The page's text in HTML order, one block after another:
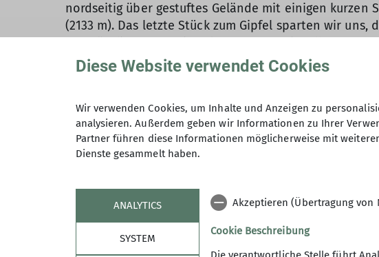
nordseitig über gestuftes Gelände mit einigen kurzen
(2133 m). Das letzte Stück zum Gipfel sparten wir
unsere zwei Neulinge machten dabei nach kurzer
Der nächste Morgen empfing uns mit
wir von einem Parkplatz an der Straße in Richtung
An- und Ablegen der Schneeschuhe hatte, fand in
Üben. Kleinen Strecken mit Schnee folgten apere
bis zum Bodensee empfing sie auf dem Gipfel. Die
nachgeholt. Gemeinsam traf man sich wieder am
Während der Nacht hatte es kräftig geschneit, aber
Die Fahrt zu unserem Ausgangspunkt hatte es in
Diese Website verwendet Cookies
Wir verwenden Cookies, um Inhalte und Anzeigen zu
analysieren. Außerdem geben wir Informationen zu Ihrer
Partner führen diese Informationen möglicherweise mit
Dienste gesammelt haben.
ANALYTICS
SYSTEM
Akzeptieren (Übertragung von
Cookie Beschreibung